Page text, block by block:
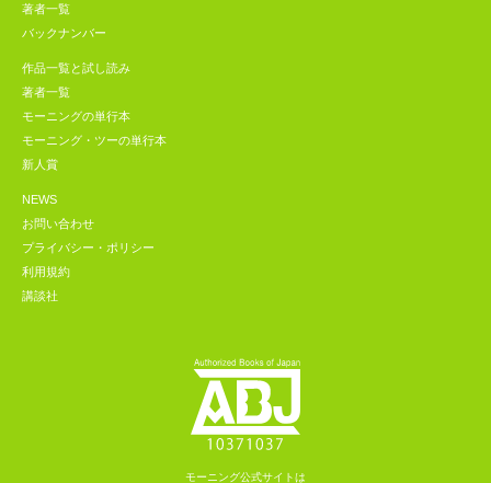
著者一覧
バックナンバー
作品一覧と試し読み
著者一覧
モーニングの単行本
モーニング・ツーの単行本
新人賞
NEWS
お問い合わせ
プライバシー・ポリシー
利用規約
講談社
モーニング公式サイトは